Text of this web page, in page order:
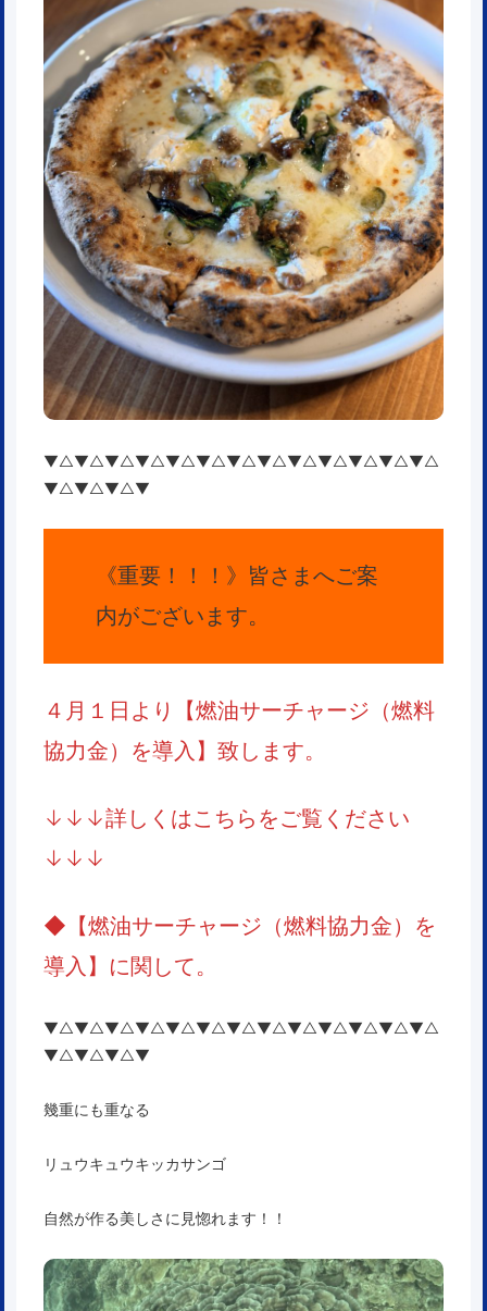
▼△▼△▼△▼△▼△▼△▼△▼△▼△▼△▼△▼△▼△
▼△▼△▼△▼
《重要！！！》皆さまへご案
内がございます。
４月１日より【燃油サーチャージ（燃料
協力金）を導入】致します。
↓↓↓詳しくはこちらをご覧ください
↓↓↓
◆ 【燃油サーチャージ（燃料協力金）を
導入】 に関して。
▼△▼△▼△▼△▼△▼△▼△▼△▼△▼△▼△▼△▼△
▼△▼△▼△▼
幾重にも重なる
リュウキュウキッカサンゴ
自然が作る美しさに見惚れます！！